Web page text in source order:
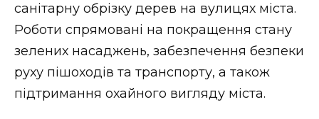
Втрачений Ужгород
Втрачений Ужгород (відеоверсія)
санітарну обрізку дерев на вулицях міста.
Роботи спрямовані на покращення стану
зелених насаджень, забезпечення безпеки
руху пішоходів та транспорту, а також
підтримання охайного вигляду міста.